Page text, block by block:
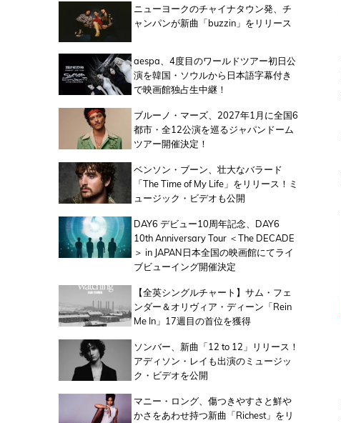
ニューヨークのチャイナタウン発、チ
ャンパンが新曲「buzzin」をリリース
aespa、4度目のワールドツアー初日公
演を韓国・ソウルから日本語字幕付き
で映画館独占生中継！
ブルーノ・マーズ、2027年1月に全国6
都市・全12公演を巡るジャパンドーム
ツアー開催決定！
ベンソン・ブーン、壮大なバラード
「The Time of My Life」をリリース！ミ
ュージック・ビデオも公開
DAY6 デビュー10周年記念、DAY6
10th Anniversary Tour ＜The DECADE
＞ in JAPAN日本全国の映画館にてライ
ブビューイング開催決定
【全英シングルチャート】サム・フェ
ンダー＆オリヴィア・ディーン「Rein
Me In」17週目の首位を獲得
ソンバー、新曲「12 to 12」リリース！
アディソン・レイも出演のミュージッ
ク・ビデオを公開
マニー・ロング、傷つきやすさと鮮や
かさをあわせ持つ新曲「Richest」をリ